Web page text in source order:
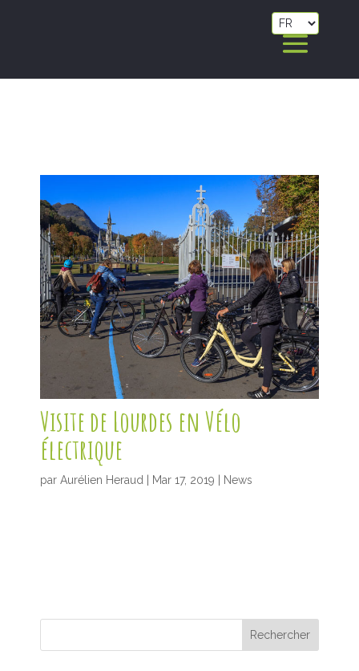
Visite de Lourdes en Vélo
électrique
par Aurélien Heraud | Mar 17, 2019 | News